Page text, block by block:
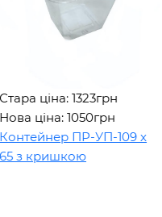
ціна: 1323грн
ціна: 1050грн
ПР-УП-109 х
з кришкою